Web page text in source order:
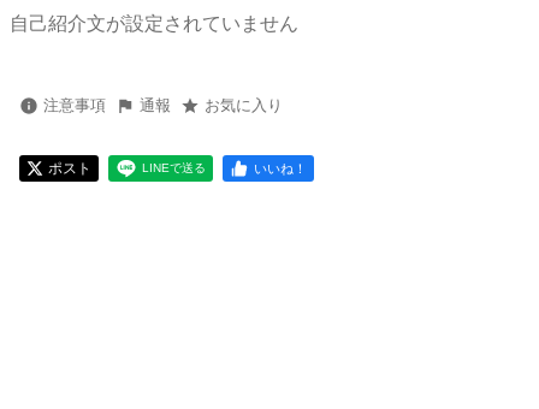
自己紹介文が設定されていません
注意事項 通報 お気に入り
ポスト LINEで送る いいね！